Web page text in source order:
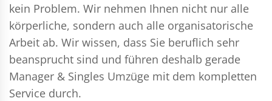
kein Problem. Wir nehmen Ihnen nicht nur alle
körperliche, sondern auch alle organisatorische
Arbeit ab. Wir wissen, dass Sie beruflich sehr
beansprucht sind und führen deshalb gerade
Manager & Singles Umzüge mit dem kompletten
Service durch.